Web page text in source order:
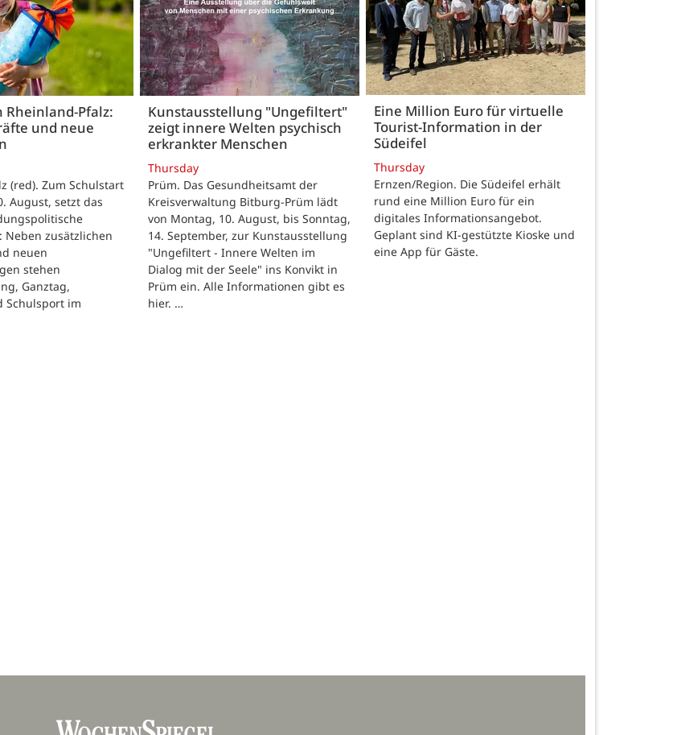
Rheinland-Pfalz:
und neue
(red). Zum Schulstart
August, setzt das
Neben zusätzlichen
neuen
stehen
Ganztag,
Schulsport im
Kunstausstellung "Ungefiltert"
zeigt innere Welten psychisch
erkrankter Menschen
Thursday
Prüm. Das Gesundheitsamt der
Kreisverwaltung Bitburg-Prüm lädt
von Montag, 10. August, bis Sonntag,
14. September, zur Kunstausstellung
"Ungefiltert - Innere Welten im
Dialog mit der Seele" ins Konvikt in
Prüm ein. Alle Informationen gibt es
hier. …
Eine Million Euro für virtuelle
Tourist-Information in der
Südeifel
Thursday
Ernzen/Region. Die Südeifel erhält
rund eine Million Euro für ein
digitales Informationsangebot.
Geplant sind KI-gestützte Kioske und
eine App für Gäste.